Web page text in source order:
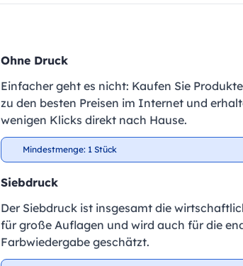
Ohne Druck
Einfacher geht es nicht: Kaufen Sie
zu den besten Preisen im Internet und
wenigen Klicks direkt nach Hause.
Mindestmenge: 1 Stück
Siebdruck
Der Siebdruck ist insgesamt die
für große Auflagen und wird auch für die
Farbwiedergabe geschätzt.